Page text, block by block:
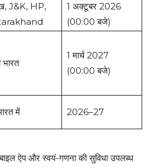
J&K, HP,
1 अक्टूबर 2026
(00:00 बजे)
भारत
1 मार्च 2027
(00:00 बजे)
में 2026–27
ऐप और स्वयं-गणना की सुविधा उपलब्ध